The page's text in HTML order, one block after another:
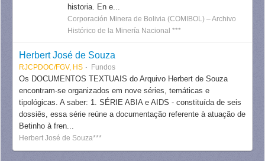
historia. En e...
Corporación Minera de Bolivia (COMIBOL) – Archivo
Histórico de la Minería Nacional ***
Herbert José de Souza
RJCPDOC/FGV, HS Fundos
Os DOCUMENTOS TEXTUAIS do Arquivo Herbert de Souza
encontram-se organizados em nove séries, temáticas e
tipológicas. A saber: 1. SÉRIE ABIA e AIDS - constituída de seis
dossiês, essa série reúne a documentação referente à atuação de
Betinho à fren...
Herbert José de Souza***